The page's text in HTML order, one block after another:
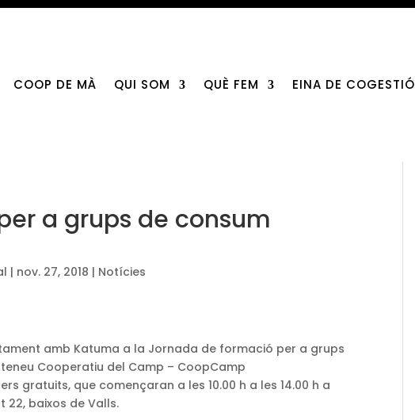
COOP DE MÀ QUI SOM QUÈ FEM EINA DE COGESTIÓ
a grups de consum
| nov. 27, 2018 | Notícies
amb Katuma a la Jornada de formació per a grups
Cooperatiu del Camp – CoopCamp
gratuits, que començaran a les 10.00 h a les 14.00 h a
22, baixos de Valls.